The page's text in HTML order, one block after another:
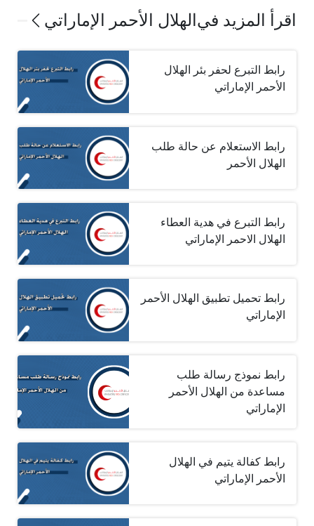
اقرأ المزيد في الهلال الأحمر الإماراتي
رابط التبرع لحفر بئر الهلال
الأحمر الإماراتي
رابط الاستعلام عن حالة طلب
الهلال الأحمر
رابط التبرع في هدية العطاء
الهلال الاحمر الإماراتي
رابط تحميل تطبيق الهلال الأحمر
الإماراتي
رابط نموذج رسالة طلب
مساعدة من الهلال الأحمر
الإماراتي
رابط كفالة يتيم في الهلال
الأحمر الإماراتي